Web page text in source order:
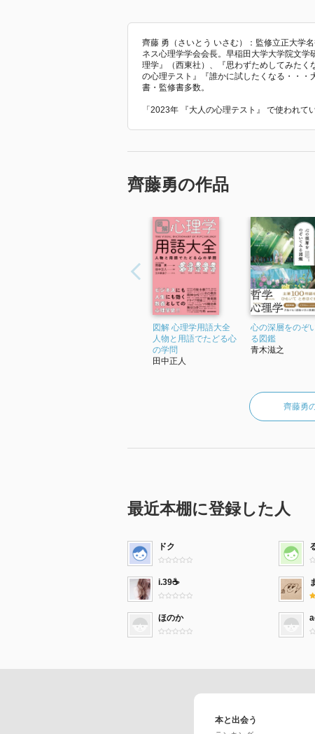
齊藤 勇（さいとう いさむ）：監修立正大学
ネス心理学学会会長。早稲田大学大学院文
理学』（西東社）、『思わずためしてみた
の心理テスト』『誰かに試したくなる・・
書・監修書多数。
「2023年 『大人の心理テスト』 で使われて
齊藤勇の作品
図解 心理学用語大全
人物と用語でたどる心
の学問
田中正人
心の深層をのぞ
る図鑑
青木滋之
齊藤勇
最近本棚に登録した人
ドク
i.39☕️
ほのか
本と出会う